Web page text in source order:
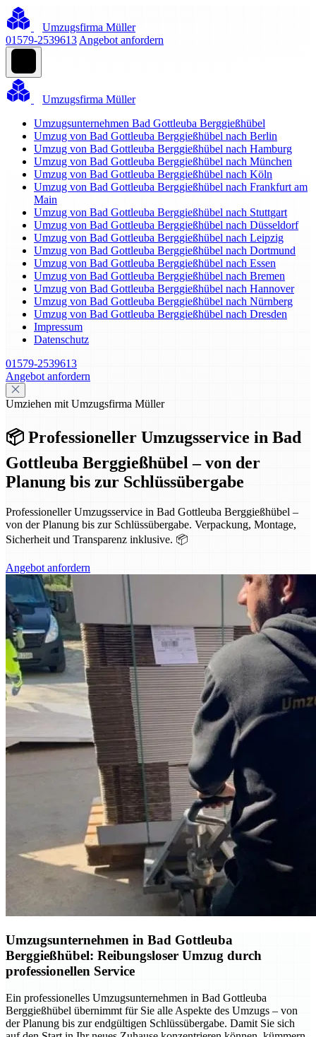
Umzugsfirma Müller
01579-2539613 Angebot anfordern
Umzugsfirma Müller
Umzugsunternehmen Bad Gottleuba Berggießhübel
Umzug von Bad Gottleuba Berggießhübel nach Berlin
Umzug von Bad Gottleuba Berggießhübel nach Hamburg
Umzug von Bad Gottleuba Berggießhübel nach München
Umzug von Bad Gottleuba Berggießhübel nach Köln
Umzug von Bad Gottleuba Berggießhübel nach Frankfurt am
Main
Umzug von Bad Gottleuba Berggießhübel nach Stuttgart
Umzug von Bad Gottleuba Berggießhübel nach Düsseldorf
Umzug von Bad Gottleuba Berggießhübel nach Leipzig
Umzug von Bad Gottleuba Berggießhübel nach Dortmund
Umzug von Bad Gottleuba Berggießhübel nach Essen
Umzug von Bad Gottleuba Berggießhübel nach Bremen
Umzug von Bad Gottleuba Berggießhübel nach Hannover
Umzug von Bad Gottleuba Berggießhübel nach Nürnberg
Umzug von Bad Gottleuba Berggießhübel nach Dresden
Impressum
Datenschutz
01579-2539613
Angebot anfordern
Umziehen mit Umzugsfirma Müller
📦 Professioneller Umzugsservice in Bad
Gottleuba Berggießhübel – von der
Planung bis zur Schlüssübergabe
Professioneller Umzugsservice in Bad Gottleuba Berggießhübel –
von der Planung bis zur Schlüssübergabe. Verpackung, Montage,
Sicherheit und Transparenz inklusive. 📦
Angebot anfordern
Umzugsunternehmen in Bad Gottleuba
Berggießhübel: Reibungsloser Umzug durch
professionellen Service
Ein professionelles Umzugsunternehmen in Bad Gottleuba
Berggießhübel übernimmt für Sie alle Aspekte des Umzugs – von
der Planung bis zur endgültigen Schlüssübergabe. Damit Sie sich